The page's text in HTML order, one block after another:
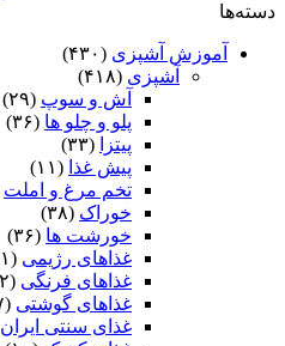
دسته‌ها
آموزش آشپزی (۴۳۰)
آشپزی (۴۱۸)
آش و سوپ (۲۹)
پلو و چلو ها (۳۶)
پیتزا
(۳۳)
پیش غذا (۱۱)
تخم مرغ و املت
خوراک (۳۸)
خورشت ها (۳۶)
غذاهای رژیمی (۱)
غذاهای فرنگی (۲۲)
غذاهای گوشتی (۲۷)
غذای سنتی ایران